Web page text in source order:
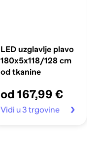
LED uzglavlje plavo
180x5x118/128 cm
od tkanine
od 167,99 €
Vidi u 3 trgovine